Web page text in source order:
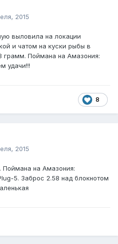
2015
выловила на локации
и чатом на куски рыбы в
грамм. Поймана на Амазония:
удачи!!!
8
2015
Поймана на Амазония:
5. Заброс 2.58 над блокнотом